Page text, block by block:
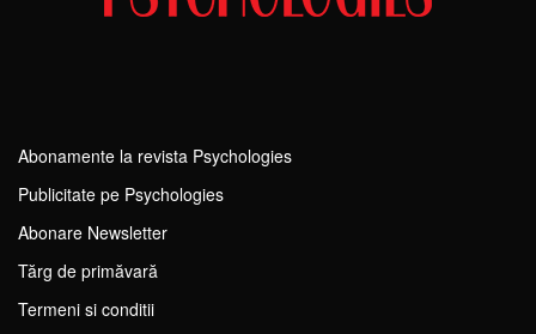
Abonamente la revista Psychologies
Publicitate pe Psychologies
Abonare Newsletter
Tărg de primăvară
Termeni si conditii